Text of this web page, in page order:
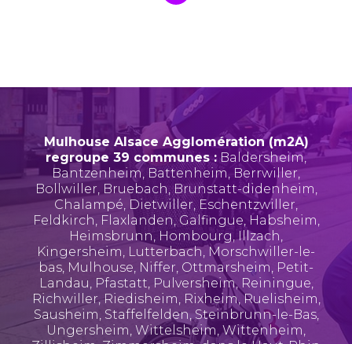
Mulhouse Alsace Agglomération (m2A)
regroupe 39 communes : Baldersheim,
Bantzenheim, Battenheim, Berrwiller,
Bollwiller, Bruebach,Brunstatt-didenheim,
Chalampé, Dietwiller, Eschentzwiller,
Feldkirch, Flaxlanden,Galfingue, Habsheim,
Heimsbrunn, Hombourg,Illzach,
Kingersheim, Lutterbach, Morschwiller-le-
bas, Mulhouse, Niffer, Ottmarsheim, Petit-
Landau, Pfastatt, Pulversheim, Reiningue,
Richwiller, Riedisheim, Rixheim,Ruelisheim,
Sausheim, Staffelfelden, Steinbrunn-le-Bas,
Ungersheim, Wittelsheim,Wittenheim,